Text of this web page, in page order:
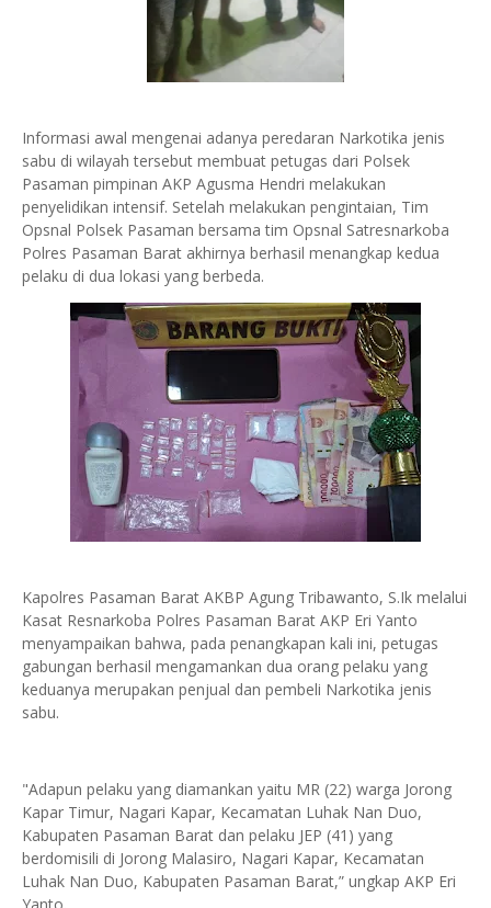
Informasi awal mengenai adanya peredaran Narkotika jenis
sabu di wilayah tersebut membuat petugas dari Polsek
Pasaman pimpinan AKP Agusma Hendri melakukan
penyelidikan intensif. Setelah melakukan pengintaian, Tim
Opsnal Polsek Pasaman bersama tim Opsnal Satresnarkoba
Polres Pasaman Barat akhirnya berhasil menangkap kedua
pelaku di dua lokasi yang berbeda.
Kapolres Pasaman Barat AKBP Agung Tribawanto, S.Ik melalui
Kasat Resnarkoba Polres Pasaman Barat AKP Eri Yanto
menyampaikan bahwa, pada penangkapan kali ini, petugas
gabungan berhasil mengamankan dua orang pelaku yang
keduanya merupakan penjual dan pembeli Narkotika jenis
sabu.
"Adapun pelaku yang diamankan yaitu MR (22) warga Jorong
Kapar Timur, Nagari Kapar, Kecamatan Luhak Nan Duo,
Kabupaten Pasaman Barat dan pelaku JEP (41) yang
berdomisili di Jorong Malasiro, Nagari Kapar, Kecamatan
Luhak Nan Duo, Kabupaten Pasaman Barat,” ungkap AKP Eri